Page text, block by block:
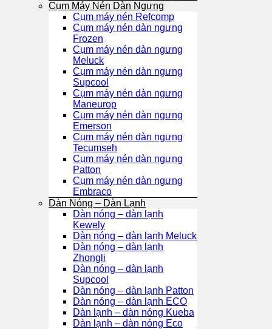
Cụm Máy Nén Dàn Ngưng
Cụm máy nén Refcomp
Cụm máy nén dàn ngưng
Frozen
Cụm máy nén dàn ngưng
Meluck
Cụm máy nén dàn ngưng
Supcool
Cụm máy nén dàn ngưng
Maneurop
Cụm máy nén dàn ngưng
Emerson
Cụm máy nén dàn ngưng
Tecumseh
Cụm máy nén dàn ngưng
Patton
Cụm máy nén dàn ngưng
Embraco
Dàn Nóng – Dàn Lạnh
Dàn nóng – dàn lạnh
Kewely
Dàn nóng – dàn lạnh Meluck
Dàn nóng – dàn lạnh
Zhongli
Dàn nóng – dàn lạnh
Supcool
Dàn nóng – dàn lạnh Patton
Dàn nóng – dàn lạnh ECO
Dàn lạnh – dàn nóng Kueba
Dàn lạnh – dàn nóng Eco